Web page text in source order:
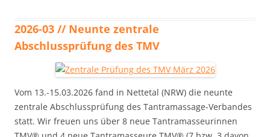
2026-03 // Neunte zentrale
Abschlussprüfung des TMV
Vom 13.-15.03.2026 fand in Nettetal (NRW) die neunte
zentrale Abschlussprüfung des Tantramassage-Verbandes
statt. Wir freuen uns über 8 neue Tantramasseurinnen